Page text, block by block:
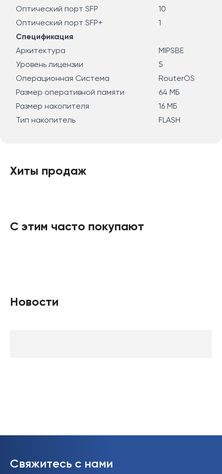
Оптический порт SFP
10
Оптический порт SFP+
1
Спецификация
Архитектура
MIPSBE
Уровень лицензии
5
Операционная Система
RouterOS
Размер оперативной памяти
64 МБ
Размер накопителя
16 МБ
Тип накопитель
FLASH
Хиты продаж
С этим часто покупают
Новости
Свяжитесь с нами